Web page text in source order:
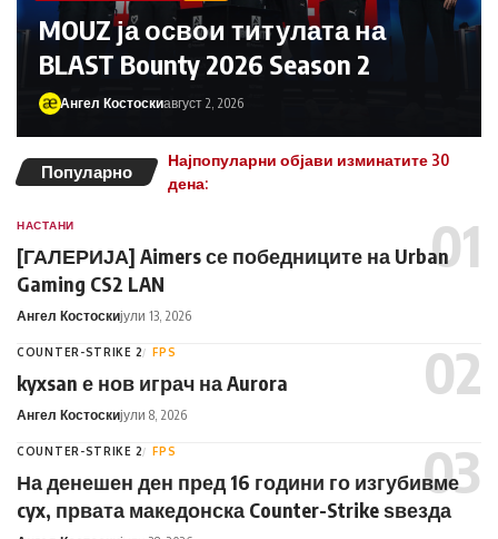
MOUZ ја освои титулата на
BLAST Bounty 2026 Season 2
Ангел Костоскиавгуст 2, 2026
Популарно
Најпопуларни објави изминатите 30
дена:
НАСТАНИ
[ГАЛЕРИЈА] Aimers се победниците на Urban
Gaming CS2 LAN
Ангел Костоскијули 13, 2026
COUNTER-STRIKE 2 FPS
kyxsan е нов играч на Aurora
Ангел Костоскијули 8, 2026
COUNTER-STRIKE 2 FPS
На денешен ден пред 16 години го изгубивме
cyx, првата македонска Counter-Strike ѕвезда